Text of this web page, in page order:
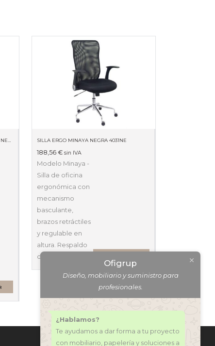
SILLA ALCARAZ CONFIDENTE TAPIZADA NEGRA 840AR SILLA ERGO MINAYA NEGRA 4031NE
188,56 € sin IVA
Modelo Minaya -
Silla de oficina
ergonómica con
mecanismo
basculante,
brazos retráctiles
y regulable en
altura. Respaldo
de…
Ofigrup
Diseño, mobiliario y suministro para
profesionales.
¿Hablamos?
Te ayudamos a dar forma a tu proyecto
con mobiliario, papelería y soluciones a